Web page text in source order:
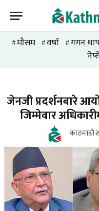
#मौसम #वर्षा #गगन
जेनजी प्रदर्शनबारे
जिम्मेवार